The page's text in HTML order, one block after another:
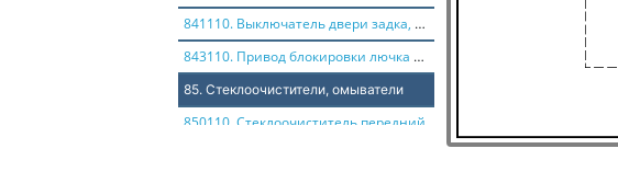
841110. Выключатель двери задка, розетка 12В
843110. Привод блокировки лючка бензобака
85. Стеклоочистители, омыватели
850110. Стеклоочиститель передний